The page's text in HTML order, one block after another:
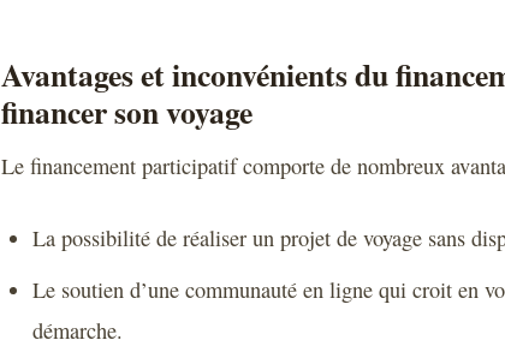
Avantages et inconvénients du
financer son voyage
Le financement participatif comporte de nombreux
La possibilité de réaliser un projet de voyage sans
Le soutien d’une communauté en ligne qui croit en
démarche.